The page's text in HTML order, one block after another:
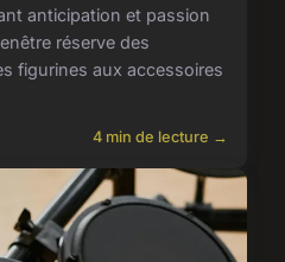
anticipation et passion
réserve des
figurines aux accessoires
4 min de lecture →